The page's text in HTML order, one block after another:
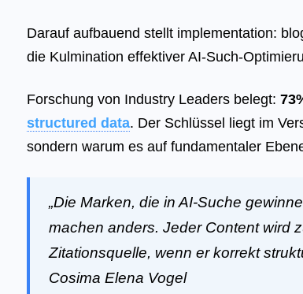
Darauf aufbauend stellt implementation:
die Kulmination effektiver AI-Such-
Forschung von Industry Leaders belegt:
structured data. Der Schlüssel liegt im
sondern warum es auf fundamentaler
„Die Marken, die in AI-Suche
machen anders. Jeder Content wird
Zitationsquelle, wenn er korrekt
Cosima Elena Vogel